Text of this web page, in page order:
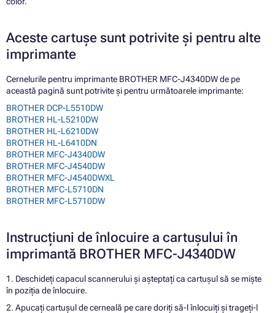
Aceste cartușe sunt potrivite și pentru alte
imprimante
Cernelurile pentru imprimante BROTHER MFC-J4340DW de pe
această pagină sunt potrivite și pentru următoarele imprimante:
BROTHER DCP-L5510DW
BROTHER HL-L5210DW
BROTHER HL-L6210DW
BROTHER HL-L6410DN
BROTHER MFC-J4340DW
BROTHER MFC-J4540DW
BROTHER MFC-J4540DWXL
BROTHER MFC-L5710DN
BROTHER MFC-L5710DW
Instrucțiuni de înlocuire a cartușului în
imprimantă BROTHER MFC-J4340DW
1. Deschideți capacul scannerului și așteptați ca cartușul să se miște
în poziția de înlocuire.
2. Apucați cartușul de cerneală pe care doriți să-l înlocuiți și trageți-l